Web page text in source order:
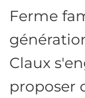
Ferme
Claux
proposer